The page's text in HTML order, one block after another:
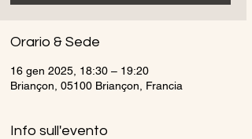
Orario & Sede
16 gen 2025, 18:30 – 19:20
Briançon, 05100 Briançon, Francia
Info sull'evento